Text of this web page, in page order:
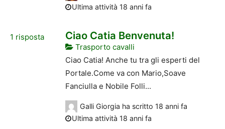
Ultima attività 18 anni fa
1 risposta Ciao Catia Benvenuta!
Trasporto cavalli
Ciao Catia! Anche tu tra gli esperti del
Portale.Come va con Mario,Soave
Fanciulla e Nobile Folli...
Galli Giorgia ha scritto 18 anni fa
Ultima attività 18 anni fa